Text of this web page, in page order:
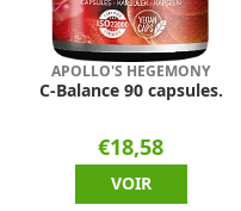
APOLLO'S HEGEMONY
C-Balance 90 capsules.
€18,58
VOIR